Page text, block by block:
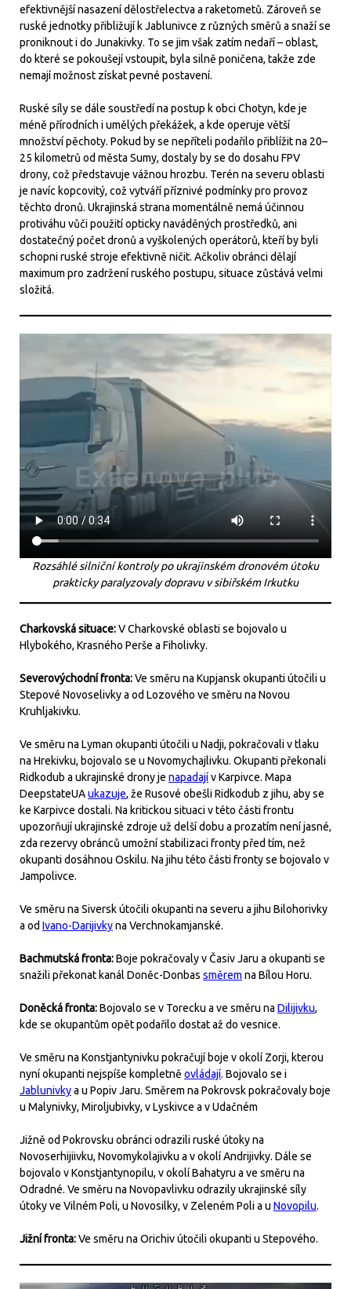
efektivnější nasazení dělostřelectva a raketometů. Zároveň se
ruské jednotky přibližují k Jablunivce z různých směrů a snaží se
proniknout i do Junakivky. To se jim však zatím nedaří – oblast,
do které se pokoušejí vstoupit, byla silně poničena, takže zde
nemají možnost získat pevné postavení.
Ruské síly se dále soustředí na postup k obci Chotyn, kde je
méně přírodních i umělých překážek, a kde operuje větší
množství pěchoty. Pokud by se nepříteli podařilo přiblížit na 20–
25 kilometrů od města Sumy, dostaly by se do dosahu FPV
drony, což představuje vážnou hrozbu. Terén na severu oblasti
je navíc kopcovitý, což vytváří příznivé podmínky pro provoz
těchto dronů. Ukrajinská strana momentálně nemá účinnou
protiváhu vůči použití opticky naváděných prostředků, ani
dostatečný počet dronů a vyškolených operátorů, kteří by byli
schopni ruské stroje efektivně ničit. Ačkoliv obránci dělají
maximum pro zadržení ruského postupu, situace zůstává velmi
složitá.
Rozsáhlé silniční kontroly po ukrajinském dronovém útoku
prakticky paralyzovaly dopravu v sibiřském Irkutku
Charkovská situace:V Charkovské oblasti se bojovalo u
Hlybokého, Krasného Perše a Fiholivky.
Severovýchodní fronta:Ve směru na Kupjansk okupanti útočili u
Stepové Novoselivky a od Lozového ve směru na Novou
Kruhljakivku.
Ve směru na Lyman okupanti útočili u Nadji, pokračovali v tlaku
na Hrekivku, bojovalo se u Novomychajlivku. Okupanti překonali
Ridkodub a ukrajinské drony je napadajív Karpivce. Mapa
DeepstateUAukazuje, že Rusové obešli Ridkodub z jihu, aby se
ke Karpivce dostali. Na kritickou situaci v této části frontu
upozorňují ukrajinské zdroje už delší dobu a prozatím není jasné,
zda rezervy obránců umožní stabilizaci fronty před tím, než
okupanti dosáhnou Oskilu. Na jihu této části fronty se bojovalo v
Jampolivce.
Ve směru na Siversk útočili okupanti na severu a jihu Bilohorivky
a od Ivano-Darijivkyna Verchnokamjanské.
Bachmutská fronta:Boje pokračovaly v Časiv Jaru a okupanti se
snažili překonat kanál Doněc-Donbas směrem na Bílou Horu.
Doněcká fronta:Bojovalo se v Torecku a ve směru na Dilijivku,
kde se okupantům opět podařilo dostat až do vesnice.
Ve směru na Konstjantynivku pokračují boje v okolí Zorji, kterou
nyní okupanti nejspíše kompletně ovládají. Bojovalo se i
Jablunivkya u Popiv Jaru. Směrem na Pokrovsk pokračovaly boje
u Malynivky, Miroljubivky, v Lyskivce a v Udačném
Jižně od Pokrovsku obránci odrazili ruské útoky na
Novoserhijiivku, Novomykolajivku a v okolí Andrijivky. Dále se
bojovalo v Konstjantynopilu, v okolí Bahatyru a ve směru na
Odradné. Ve směru na Novopavlivku odrazily ukrajinské síly
útoky ve Vilném Poli, u Novosilky, v Zeleném Poli a u Novopilu.
Jižní fronta:Ve směru na Orichiv útočili okupanti u Stepového.